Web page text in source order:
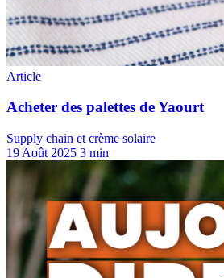
Supply chain et crème solaire
19 Août 2025 3 min